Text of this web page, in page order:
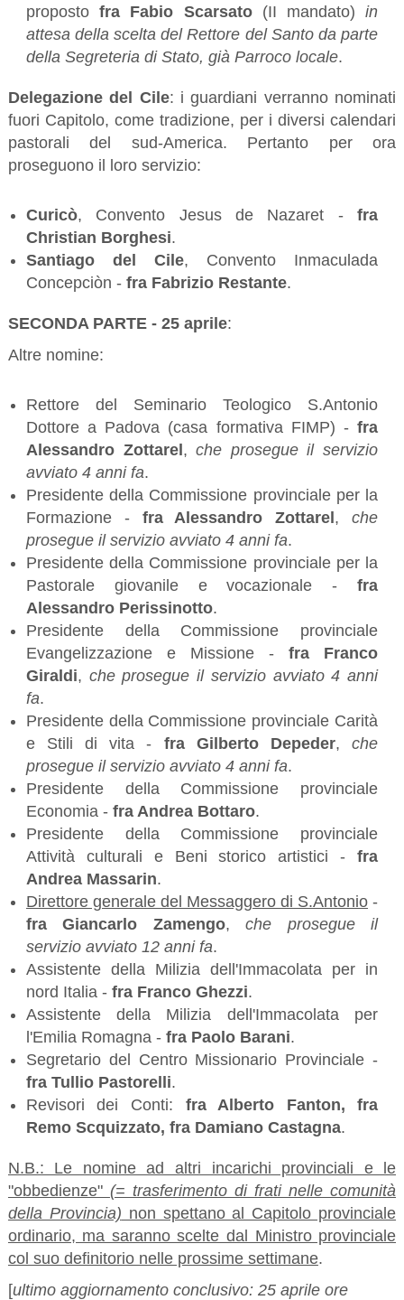
propostofra Fabio Scarsato(II mandato)in
attesa della scelta del Rettore del Santo da parte
della Segreteria di Stato, già Parroco locale.
Delegazione del Cile: i guardiani verranno nominati
fuori Capitolo, come tradizione, per i diversi calendari
pastorali del sud-America. Pertanto per ora
proseguono il loro servizio:
Curicò, Convento Jesus de Nazaret -fra
Christian Borghesi.
Santiago del Cile, Convento Inmaculada
Concepciòn -fra Fabrizio Restante.
SECONDA PARTE - 25 aprile:
Altre nomine:
Rettore del Seminario Teologico S.Antonio
Dottore a Padova (casa formativa FIMP) -fra
Alessandro Zottarel ,che prosegue il servizio
avviato 4 anni fa.
Presidente della Commissione provinciale per la
Formazione - fra Alessandro Zottarel ,che
prosegue il servizio avviato 4 anni fa.
Presidente della Commissione provinciale per la
Pastorale giovanile e vocazionale -fra
Alessandro Perissinotto.
Presidente della Commissione provinciale
Evangelizzazione e Missione -fra Franco
Giraldi, che prosegue il servizio avviato 4 anni
fa.
Presidente della Commissione provinciale Carità
e Stili di vita - fra Gilberto Depeder,che
prosegue il servizio avviato 4 anni fa.
Presidente della Commissione provinciale
Economia - fra Andrea Bottaro.
Presidente della Commissione provinciale
Attività culturali e Beni storico artistici -fra
Andrea Massarin.
Direttore generale del Messaggero di S.Antonio -
fra Giancarlo Zamengo,che prosegue il
servizio avviato 12 anni fa.
Assistente della Milizia dell'Immacolata per in
nord Italia - fra Franco Ghezzi.
Assistente della Milizia dell'Immacolata per
l'Emilia Romagna - fra Paolo Barani.
Segretario del Centro Missionario Provinciale -
fra Tullio Pastorelli.
Revisori dei Conti: fra Alberto Fanton, fra
Remo Scquizzato, fra Damiano Castagna.
N.B.: Le nomine ad altri incarichi provinciali e le
"obbedienze" (= trasferimento di frati nelle comunità
della Provincia) non spettano al Capitolo provinciale
ordinario, ma saranno scelte dal Ministro provinciale
col suo definitorio nelle prossime settimane.
[ultimo aggiornamento conclusivo: 25 aprile ore